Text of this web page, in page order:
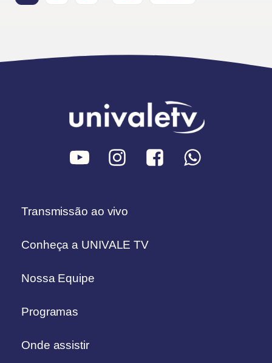
Transmissão ao vivo
Conheça a UNIVALE TV
Nossa Equipe
Programas
Onde assistir